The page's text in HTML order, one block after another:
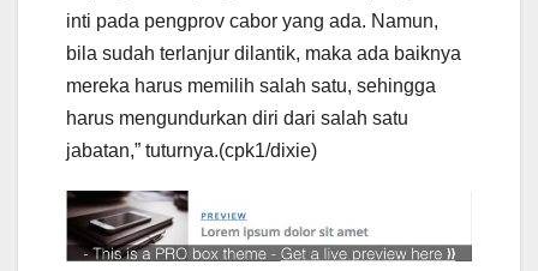
inti pada pengprov cabor yang ada. Namun,
bila sudah terlanjur dilantik, maka ada baiknya
mereka harus memilih salah satu, sehingga
harus mengundurkan diri dari salah satu
jabatan,” tuturnya.(cpk1/dixie)